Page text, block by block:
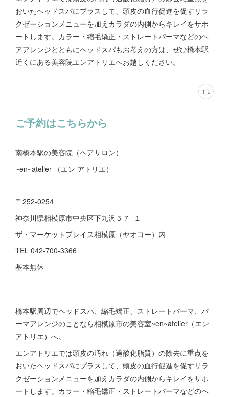
おいたヘッドスパにプラスして、頭皮の血行促進を促すリラ
クゼーションメニューを加えカラダの内側からキレイをサポ
ートします。カラー・縮毛矯正・ストレートパーマなどのヘ
アアレンジとともにヘッドスパもお考えの方は、ぜひ橋本駅
近くにある美容院エンアトリエへお越しください。
ご予約はこちらから
南橋本駅の美容院（ヘアサロン）
~en~atelier （エン アトリエ）
〒252-0254
神奈川県相模原市中央区下九沢５７−１
ザ・マーケットプレイス相模原（ヤオコー）内
TEL 042-700-3366
基本無休
橋本駅周辺でヘッドスパ、縮毛矯正、ストレートパーマ、パ
ーマアレンジのことなら相模原市の美容室~en~atelier（エン
アトリエ）へ。
エンアトリエでは頭皮の汚れ（過酸化脂質）の除去に重点を
おいたヘッドスパにプラスして、頭皮の血行促進を促すリラ
クゼーションメニューを加えカラダの内側からキレイをサポ
ートします。カラー・縮毛矯正・ストレートパーマなどのヘ